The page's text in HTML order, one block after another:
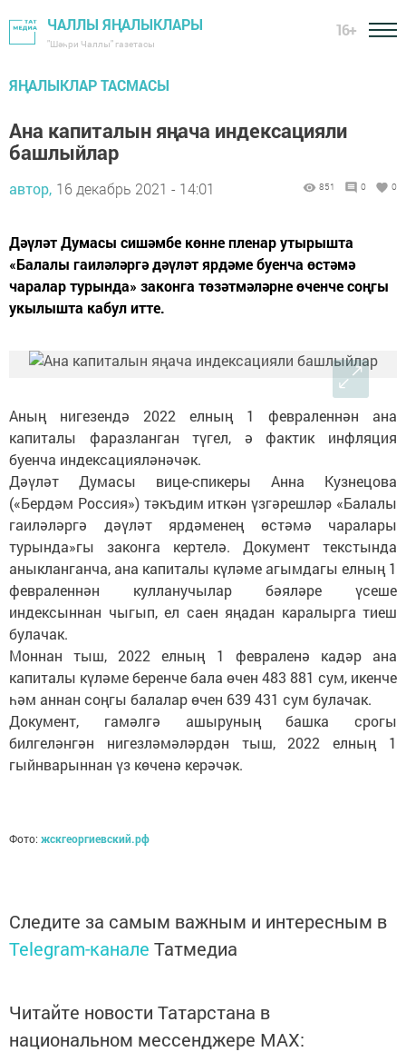
ЧАЛЛЫ ЯҢАЛЫКЛАРЫ
"Шәһри Чаллы" газетасы
16+
ЯҢАЛЫКЛАР ТАСМАСЫ
Ана капиталын яңача индексацияли
башлыйлар
автор, 16 декабрь 2021 - 14:01 851 0 0
Дәүләт Думасы сишәмбе көнне пленар утырышта
«Балалы гаиләләргә дәүләт ярдәме буенча өстәмә
чаралар турында» законга төзәтмәләрне өченче соңгы
укылышта кабул итте.
Аның нигезендә 2022 елның 1 февраленнән ана
капиталы фаразланган түгел, ә фактик инфляция
буенча индексацияләнәчәк.
Дәүләт Думасы вице-спикеры Анна Кузнецова
(«Бердәм Россия») тәкъдим иткән үзгәрешләр «Балалы
гаиләләргә дәүләт ярдәменең өстәмә чаралары
турында»гы законга кертелә. Документ текстында
аныкланганча, ана капиталы күләме агымдагы елның 1
февраленнән кулланучылар бәяләре үсеше
индексыннан чыгып, ел саен яңадан каралырга тиеш
булачак.
Моннан тыш, 2022 елның 1 февраленә кадәр ана
капиталы күләме беренче бала өчен 483 881 сум, икенче
һәм аннан соңгы балалар өчен 639 431 сум булачак.
Документ, гамәлгә ашыруның башка срогы
билгеләнгән нигезләмәләрдән тыш, 2022 елның 1
гыйнварыннан үз көченә керәчәк.
Фото: жскгеоргиевский.рф
Следите за самым важным и интересным в
Telegram-канале Татмедиа
Читайте новости Татарстана в
национальном мессенджере MАХ: